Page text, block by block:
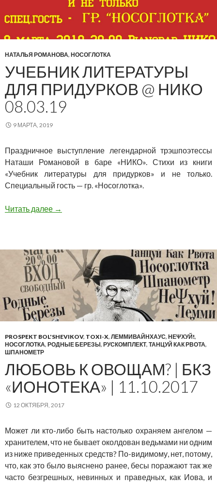
НАТАЛЬЯ РОМАНОВА, НОСОГЛОТКА
УЧЕБНИК ЛИТЕРАТУРЫ
ДЛЯ ПРИДУРКОВ @ НИКО
08.03.19
9 МАРТА, 2019
Праздничное выступление легендарной трэшпоэтессы
Наташи Романовой в баре «НИКО». Стихи из книги
«Учебник литературы для придурков» и не только.
Специальный гость — гр. «Носоглотка».
Читать далее Учебник литературы для придурков @ НИКО
→
PROSPEKT BOL'SHEVIKOV, TOXI-X, ЛЕММИВАЙНХАУС, НЕΨХУЙ!,
НОСОГЛОТКА, РОДНЫЕ БЕРЕЗЫ, РУСКОМПЛЕКТ, ТАНЦУЙ КАК РВОТА,
ШПАНОМЕТР
ЛЮБОВЬ К ОВОЩАМ? | БКЗ
«ИОНОТЕКА» | 11.10.2017
12 ОКТЯБРЯ, 2017
Может ли кто-либо быть настолько охраняем ангелом —
хранителем, что не бывает околдован ведьмами ни одним
из ниже приведенных средств? По-видимому, нет, потому,
что, как это было выяснено ранее, бесы поражают так же
часто безгрешных, невинных и праведных, как Иова, и